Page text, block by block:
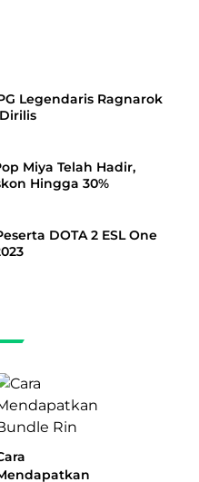
Legendaris Ragnarok
Miya Telah Hadir,
Hingga 30%
DOTA 2 ESL One